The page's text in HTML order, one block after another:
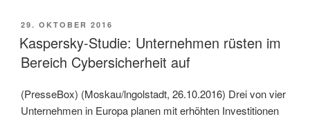
VERÖFFENTLICHT
AM
29. OKTOBER 2016
Kaspersky-Studie: Unternehmen rüsten im
Bereich Cybersicherheit auf
(PresseBox) (Moskau/lngolstadt, 26.10.2016) Drei von vier
Unternehmen in Europa planen mit erhöhten Investitionen